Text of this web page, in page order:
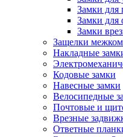
Замки для
Замки для
Замки
Защелки
Накладные
Кодовые замки
Навесные замки
Велосипедные
Почтовые и
Врезные
Ответные